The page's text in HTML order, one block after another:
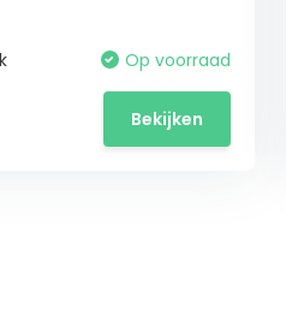
Op voorraad
Bekijken